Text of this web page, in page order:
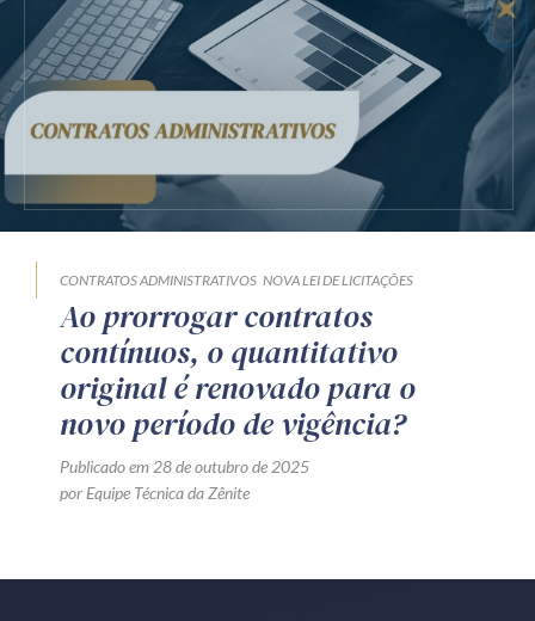
Receba por RSS
Av. Sete de Setembro, 4698
80240-000
Telefone (41) 2109-8666
CONTRATOS ADMINISTRATIVOS NOVA LEI DE LICITAÇÕES
Ao prorrogar contratos
contínuos, o quantitativo
original é renovado para o
novo período de vigência?
Publicado em 28 de outubro de 2025
por Equipe Técnica da Zênite